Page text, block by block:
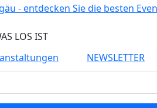
LOS IST
NEWSLETTER